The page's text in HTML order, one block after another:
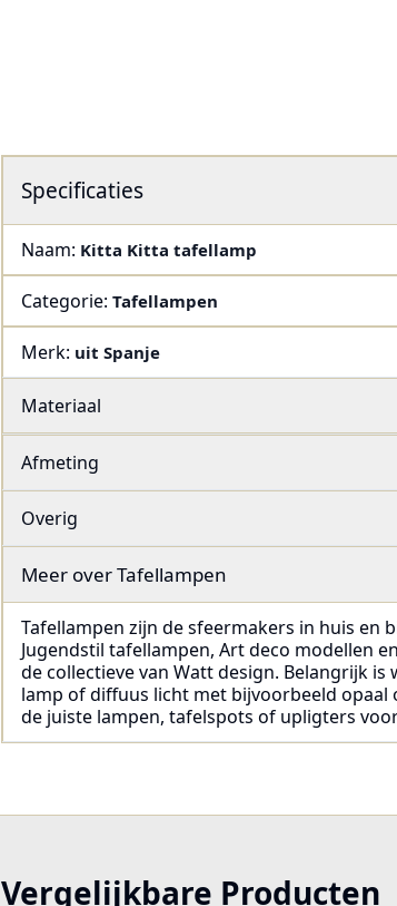
Specificaties
Naam: Kitta Kitta tafellamp
Categorie: Tafellampen
Merk: uit Spanje
Materiaal
Afmeting
Overig
Meer overTafellampen
Tafellampen zijn de sfeermakers in huis en
Jugendstil tafellampen, Art deco modellen
de collectieve van Watt design. Belangrijk
lamp of diffuus licht met bijvoorbeeld
de juiste lampen, tafelspots of upligters
Vergelijkbare Producten